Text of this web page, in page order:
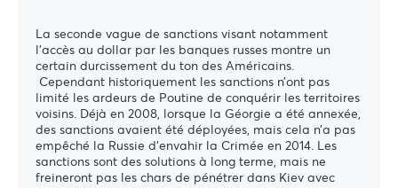
La seconde vague de sanctions visant notamment
l’accès au dollar par les banques russes montre un
certain durcissement du ton des Américains.
Cependant historiquement les sanctions n’ont pas
limité les ardeurs de Poutine de conquérir les territoires
voisins. Déjà en 2008, lorsque la Géorgie a été annexée,
des sanctions avaient été déployées, mais cela n’a pas
empêché la Russie d’envahir la Crimée en 2014. Les
sanctions sont des solutions à long terme, mais ne
freineront pas les chars de pénétrer dans Kiev avec